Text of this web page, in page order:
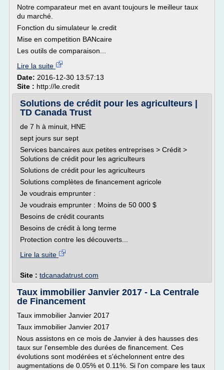
Notre comparateur met en avant toujours le meilleur taux
du marché.
Fonction du simulateur le.credit
Mise en competition BANcaire
Les outils de comparaison...
Lire la suite
Date: 2016-12-30 13:57:13
Site : http://le.credit
Solutions de crédit pour les agriculteurs |
TD Canada Trust
de 7 h à minuit, HNE
sept jours sur sept
Services bancaires aux petites entreprises > Crédit >
Solutions de crédit pour les agriculteurs
Solutions de crédit pour les agriculteurs
Solutions complètes de financement agricole
Je voudrais emprunter :
Je voudrais emprunter : Moins de 50 000 $
Besoins de crédit courants
Besoins de crédit à long terme
Protection contre les découverts...
Lire la suite
Site : tdcanadatrust.com
Taux immobilier Janvier 2017 - La Centrale
de Financement
Taux immobilier Janvier 2017
Taux immobilier Janvier 2017
Nous assistons en ce mois de Janvier à des hausses des
taux sur l'ensemble des durées de financement. Ces
évolutions sont modérées et s'échelonnent entre des
augmentations de 0.05% et 0.11%. Si l'on compare les taux